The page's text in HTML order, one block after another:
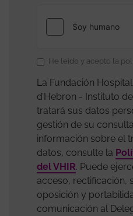
Data
Protection
Policy
Acceptance
He leído y acepto la
La Fundación
d’Hebron - Instituto
tratará sus datos
gestión de su
información sobre el
datos, consulte la
del VHIR. Puede
acceso, rectificación,
oposición y
comunicación al